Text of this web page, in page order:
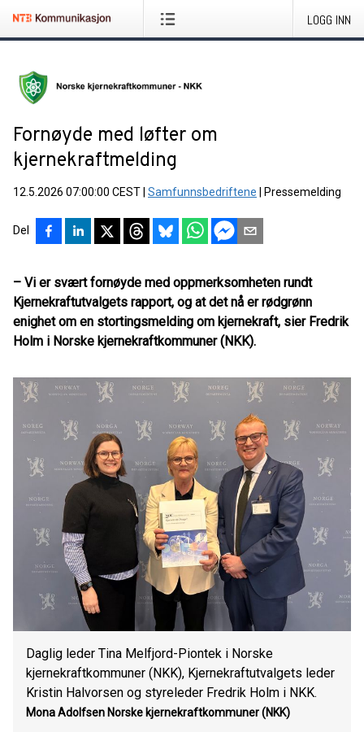
LOGG INN
Fornøyde med løfter om
kjernekraftmelding
12.5.2026 07:00:00 CEST Samfunnsbedriftene Pressemelding
Del
– Vi er svært fornøyde med oppmerksomheten rundt
Kjernekraftutvalgets rapport, og at det nå er rødgrønn
enighet om en stortingsmelding om kjernekraft, sier Fredrik
Holm i Norske kjernekraftkommuner (NKK).
Daglig leder Tina Melfjord-Piontek i Norske
kjernekraftkommuner (NKK), Kjernekraftutvalgets leder
Kristin Halvorsen og styreleder Fredrik Holm i NKK.
Mona Adolfsen Norske kjernekraftkommuner (NKK)